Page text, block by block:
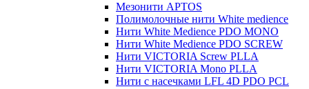
Мезонити APTOS
Полимолочные нити White medience
Нити White Medience PDO MONO
Нити White Medience PDO SCREW
Нити VICTORIA Screw PLLA
Нити VICTORIA Mono PLLA
Нити с насечками LFL 4D PDO PCL